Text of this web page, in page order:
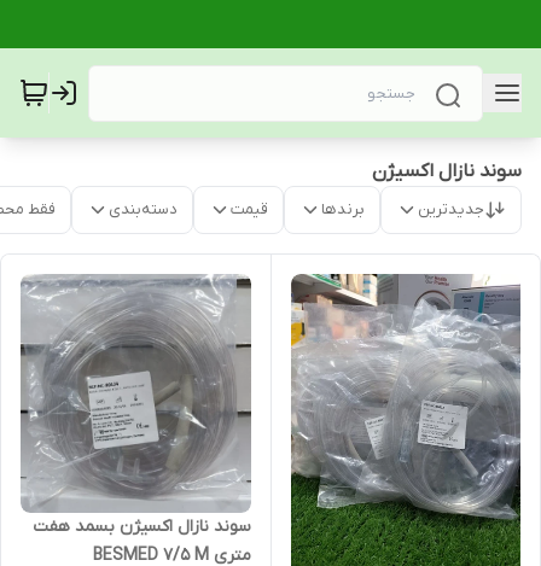
سوند نازال اکسیژن
جدیدترین برندها قیمت دسته‌بندی فقط
سوند نازال اکسیژن بسمد هفت
متری BESMED 7/5 M